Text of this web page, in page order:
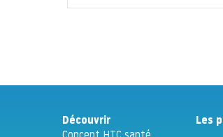
Découvrir
Les